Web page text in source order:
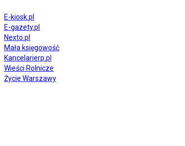
E-kiosk.pl
E-gazety.pl
Nexto.pl
Mała księgowość
Kancelarierp.pl
Wieści Rolnicze
Życie Warszawy